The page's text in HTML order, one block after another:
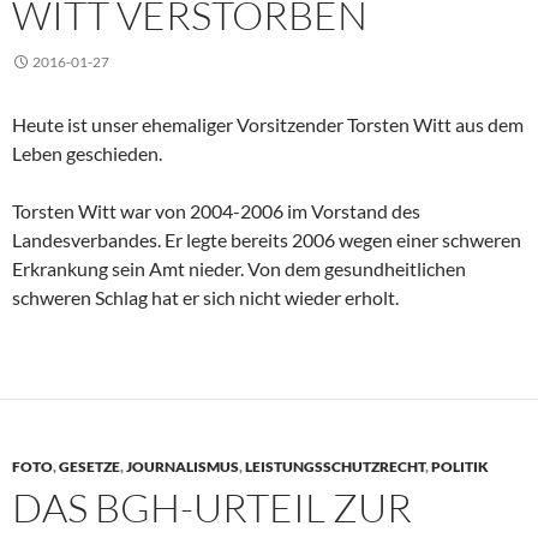
WITT VERSTORBEN
2016-01-27
Heute ist unser ehemaliger Vorsitzender Torsten Witt aus dem
Leben geschieden.
Torsten Witt war von 2004-2006 im Vorstand des
Landesverbandes. Er legte bereits 2006 wegen einer schweren
Erkrankung sein Amt nieder. Von dem gesundheitlichen
schweren Schlag hat er sich nicht wieder erholt.
FOTO,GESETZE,JOURNALISMUS,LEISTUNGSSCHUTZRECHT,POLITIK
DAS BGH-URTEIL ZUR